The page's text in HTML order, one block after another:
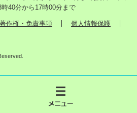
40分から17時00分まで
作権・免責事項
個人情報保護